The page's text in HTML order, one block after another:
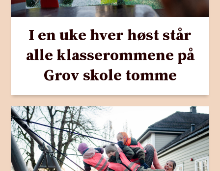
I en uke hver høst står
alle klasserommene på
Grov skole tomme